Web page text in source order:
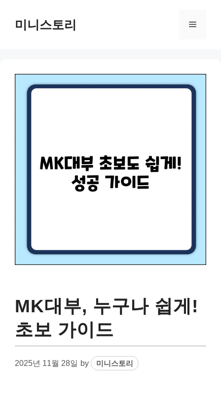
content미니스토리 Menu
MK대부, 누구나 쉽게!
초보 가이드
2025년 11월 28일 by 미니스토리